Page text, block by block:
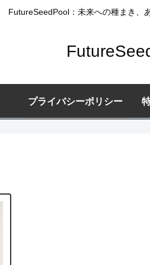
FutureSeedPool：未来への種まき、
プライバシーポリシー